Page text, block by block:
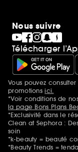
Nous suivre
Télécharger
Mentions
Vous pouvez
promotionsici.
*Voir conditions de
la page Bons Plans
*Exclusivité dans le
Clean at Sephora :
soin
*k-beauty = beauté
*Beauty Trends =